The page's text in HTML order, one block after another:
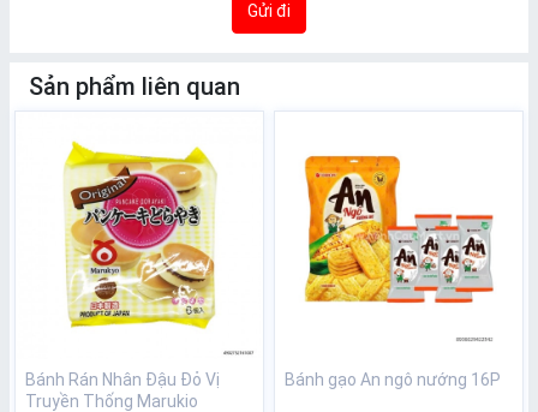
Gửi đi
Sản phẩm liên quan
Bánh Rán Nhân Đậu Đỏ Vị
Truyền Thống Marukio
Bánh gạo An ngô nướng 16P